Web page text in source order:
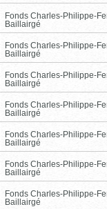
Fonds Charles-Philippe-
Baillairgé
Fonds Charles-Philippe-
Baillairgé
Fonds Charles-Philippe-
Baillairgé
Fonds Charles-Philippe-
Baillairgé
Fonds Charles-Philippe-
Baillairgé
Fonds Charles-Philippe-
Baillairgé
Fonds Charles-Philippe-
Baillairgé